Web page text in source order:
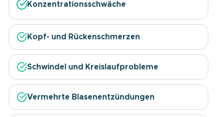
Konzentrationsschwäche
Kopf- und Rückenschmerzen
Schwindel und Kreislaufprobleme
Vermehrte Blasenentzündungen